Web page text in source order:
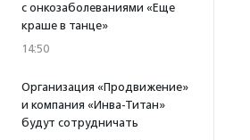
с онкозаболеваниями «Еще
краше в танце»
14:50
Организация «Продвижение»
и компания «Инва-Титан»
будут сотрудничать